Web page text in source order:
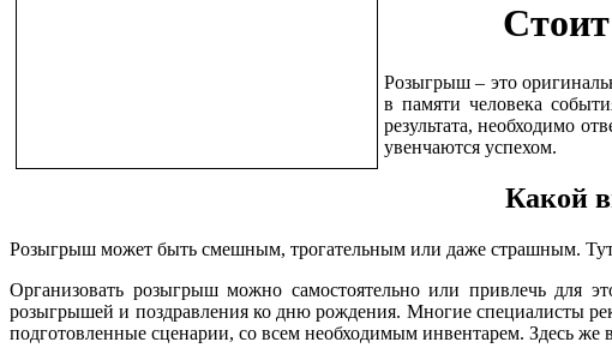
Розыгрыш – это
в памяти человека
результата, необходимо
увенчаются успехом.
Какой
Розыгрыш может быть смешным, трогательным или даже страшным.
Организовать розыгрыш можно самостоятельно или привлечь для
розыгрышей и поздравления ко дню рождения. Многие специалисты
подготовленные сценарии, со всем необходимым инвентарем. Здесь же